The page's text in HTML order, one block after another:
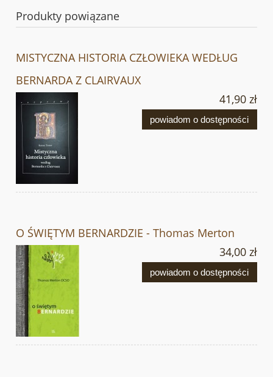
Produkty powiązane
MISTYCZNA HISTORIA CZŁOWIEKA WEDŁUG
BERNARDA Z CLAIRVAUX
41,90 zł
powiadom o dostępności
O ŚWIĘTYM BERNARDZIE - Thomas Merton
34,00 zł
powiadom o dostępności